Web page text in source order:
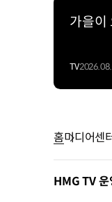
가을이
TV
홈미디어센
HMG TV 운